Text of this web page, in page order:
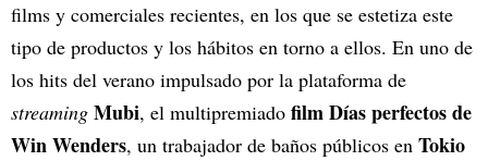
films y comerciales recientes, en los que se estetiza este
tipo de productos y los hábitos en torno a ellos. En uno de
los hits del verano impulsado por la plataforma de
streaming Mubi, el multipremiado film Días perfectos de
Win Wenders, un trabajador de baños públicos en Tokio